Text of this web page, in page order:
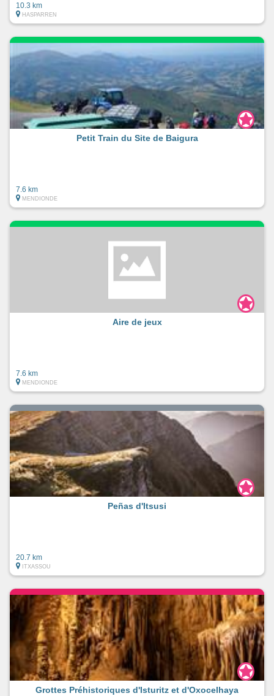
10.3 km
HASPARREN
Petit Train du Site de Baigura
7.6 km
MENDIONDE
Aire de jeux
7.6 km
MENDIONDE
Peñas d'Itsusi
20.7 km
ITXASSOU
Grottes Préhistoriques d'Isturitz et d'Oxocelhaya